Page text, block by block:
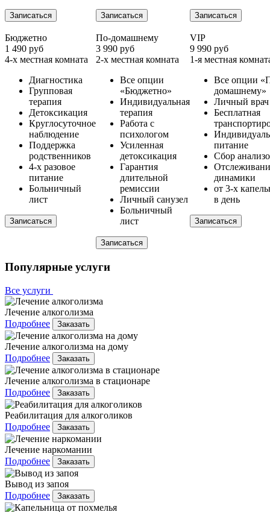
Записаться Записаться Записаться
Бюджетно
1 490 руб
4-х местная комната
Диагностика
Групповая
терапия
Детоксикация
Круглосуточное
наблюдение
Поддержка
родственников
4-х разовое
питание
Больничный
лист
Записаться
По-домашнему
3 990 руб
2-х местная комната
Все опции
«Бюджетно»
Индивидуальная
терапия
Работа с
психологом
Усиленная
детоксикация
Гарантия
длительной
ремиссии
Личный санузел
Больничный
лист
Записаться
VIP
9 990 руб
1-я местная
Все опции
домашнему»
Личный врач
Бесплатная
питание
Сбор
динамики
от 3-х
в день
Записаться
Популярные услуги
Все услуги
Лечение алкоголизма
Подробнее
Заказать
Лечение алкоголизма на дому
Подробнее
Заказать
Лечение алкоголизма в стационаре
Подробнее
Заказать
Реабилитация для алкоголиков
Подробнее
Заказать
Лечение наркомании
Подробнее
Заказать
Вывод из запоя
Подробнее
Заказать